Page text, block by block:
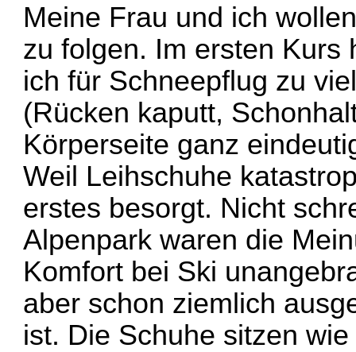
Meine Frau und ich
zu folgen. Im ersten Kurs
ich für Schneepflug zu
(Rücken kaputt,
Körperseite ganz
Weil Leihschuhe
erstes besorgt. Nicht
Alpenpark waren die
Komfort bei Ski
aber schon ziemlich
ist. Die Schuhe sitzen